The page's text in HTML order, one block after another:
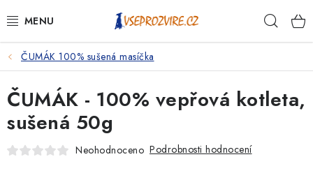
na
PSI
KOČKY
KONĚ
ČUMÁK 100% sušená masíčka
ČUMÁK - 100% vepřová kotleta,
sušená 50g
Neohodnoceno Podrobnosti hodnocení